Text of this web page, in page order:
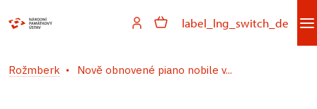
label_lng_switch_de
Rožmberk Nově obnovené piano nobile v...